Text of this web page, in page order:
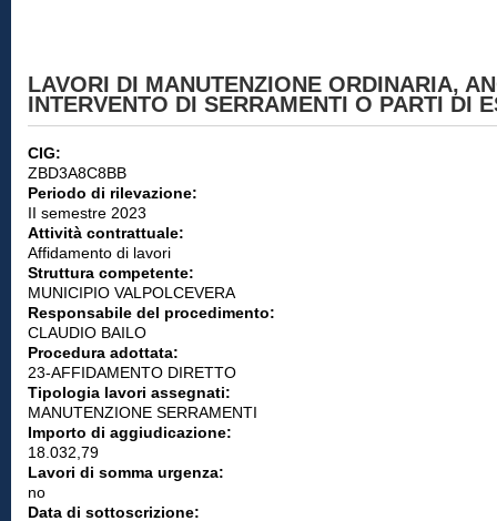
LAVORI DI MANUTENZIONE ORDINARIA,
INTERVENTO DI SERRAMENTI O PARTI DI
CIG:
ZBD3A8C8BB
Periodo di rilevazione:
II semestre 2023
Attività contrattuale:
Affidamento di lavori
Struttura competente:
MUNICIPIO VALPOLCEVERA
Responsabile del procedimento:
CLAUDIO BAILO
Procedura adottata:
23-AFFIDAMENTO DIRETTO
Tipologia lavori assegnati:
MANUTENZIONE SERRAMENTI
Importo di aggiudicazione:
18.032,79
Lavori di somma urgenza:
no
Data di sottoscrizione: